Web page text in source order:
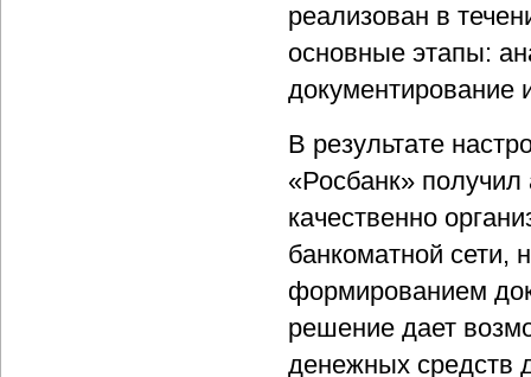
реализован в
основные этапы:
документирование
В результате
«Росбанк»
качественно
банкоматной сети,
формированием
решение дает
денежных средств